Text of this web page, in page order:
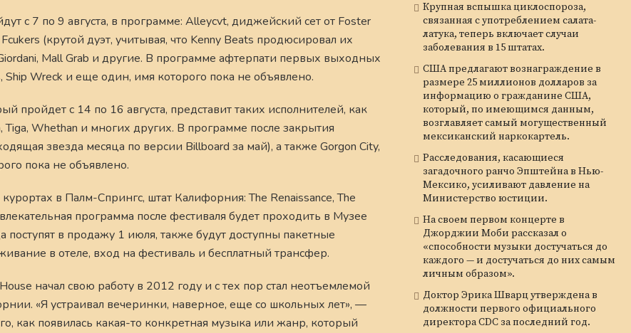
с 7 по 9 августа, в программе: Alleycvt, диджейский сет от Foster
(крутой дуэт, учитывая, что Kenny Beats продюсировал их
Mall Grab и другие. В программе афтерпати первых выходных
Ship Wreck и еще один, имя которого пока не объявлено.
пройдет с 14 по 16 августа, представит таких исполнителей, как
Tiga, Whethan и многих других. В программе после закрытия
звезда месяца по версии Billboard за май), а также Gorgon City,
пока не объявлено.
в Палм-Спрингс, штат Калифорния: The Renaissance, The
программа после фестиваля будет проходить в Музее
в продажу 1 июля, также будут доступны пакетные
в отеле, вход на фестиваль и бесплатный трансфер.
начал свою работу в 2012 году и с тех пор стал неотъемлемой
«Я устраивал вечеринки, наверное, еще со школьных лет», —
как появилась какая-то конкретная музыка или жанр, который
Крупная вспышка циклоспороза,
связанная с употреблением салата-
латука, теперь включает случаи
заболевания в 15 штатах.
США предлагают вознаграждение в
размере 25 миллионов долларов за
информацию о гражданине США,
который, по имеющимся данным,
возглавляет самый могущественный
мексиканский наркокартель.
Расследования, касающиеся
загадочного ранчо Эпштейна в Нью-
Мексико, усиливают давление на
Министерство юстиции.
На своем первом концерте в
Джорджии Моби рассказал о
«способности музыки достучаться до
каждого — и достучаться до них самым
личным образом».
Доктор Эрика Шварц утверждена в
должности первого официального
директора CDC за последний год.